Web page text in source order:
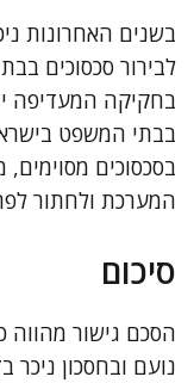
בשנים האחרונות
לבירור סכסוכים
בחקיקה המעדיפה
בבתי המשפט
בסכסוכים
המערכת ולחתור
סיכום
הסכם גישור מהווה
נועם ובחסכון ניכר